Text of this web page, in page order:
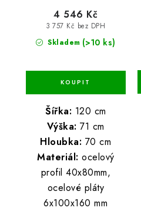
Skladem (>10 ks)
3 757 Kč bez DPH
4 546 Kč
Šířka: 120 cm
Výška: 71 cm
Hloubka: 70 cm
Materiál: ocelový
profil 40x80mm,
ocelové pláty
6x100x160 mm